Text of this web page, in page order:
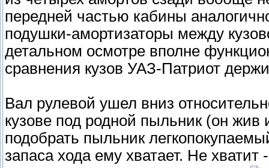
передней частью кабины
подушки-амортизаторы между
детальном осмотре вполне
сравнения кузов УАЗ-Патриот
Вал рулевой ушел вниз
кузове под родной пыльник (он жив
подобрать пыльник
запаса хода ему хватает. Не